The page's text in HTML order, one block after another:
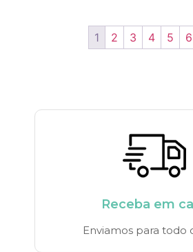
1 2 3 4 5 6
Receba em
Enviamos para todo